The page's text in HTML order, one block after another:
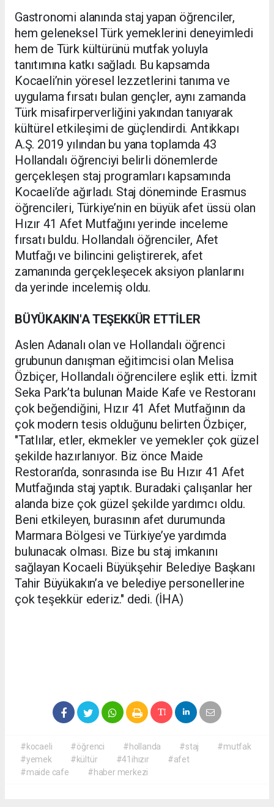
Gastronomi alanında staj yapan öğrenciler,
hem geleneksel Türk yemeklerini deneyimledi
hem de Türk kültürünü mutfak yoluyla
tanıtımına katkı sağladı. Bu kapsamda
Kocaeli’nin yöresel lezzetlerini tanıma ve
uygulama fırsatı bulan gençler, aynı zamanda
Türk misafirperverliğini yakından tanıyarak
kültürel etkileşimi de güçlendirdi. Antikkapı
A.Ş. 2019 yılından bu yana toplamda 43
Hollandalı öğrenciyi belirli dönemlerde
gerçekleşen staj programları kapsamında
Kocaeli’de ağırladı. Staj döneminde Erasmus
öğrencileri, Türkiye’nin en büyük afet üssü olan
Hızır 41 Afet Mutfağını yerinde inceleme
fırsatı buldu. Hollandalı öğrenciler, Afet
Mutfağı ve bilincini geliştirerek, afet
zamanında gerçekleşecek aksiyon planlarını
da yerinde incelemiş oldu.
BÜYÜKAKIN'A TEŞEKKÜR ETTİLER
Aslen Adanalı olan ve Hollandalı öğrenci
grubunun danışman eğitimcisi olan Melisa
Özbiçer, Hollandalı öğrencilere eşlik etti. İzmit
Seka Park’ta bulunan Maide Kafe ve Restoranı
çok beğendiğini, Hızır 41 Afet Mutfağının da
çok modern tesis olduğunu belirten Özbiçer,
"Tatlılar, etler, ekmekler ve yemekler çok güzel
şekilde hazırlanıyor. Biz önce Maide
Restoran’da, sonrasında ise Bu Hızır 41 Afet
Mutfağında staj yaptık. Buradaki çalışanlar her
alanda bize çok güzel şekilde yardımcı oldu.
Beni etkileyen, burasının afet durumunda
Marmara Bölgesi ve Türkiye’ye yardımda
bulunacak olması. Bize bu staj imkanını
sağlayan Kocaeli Büyükşehir Belediye Başkanı
Tahir Büyükakın’a ve belediye personellerine
çok teşekkür ederiz." dedi. (İHA)
#kocaeli #öğrenci #hollanda #staj
#mutfak
#yemek
#kültür #41ihızır
#afet
#maide cafe
#haber merkezi